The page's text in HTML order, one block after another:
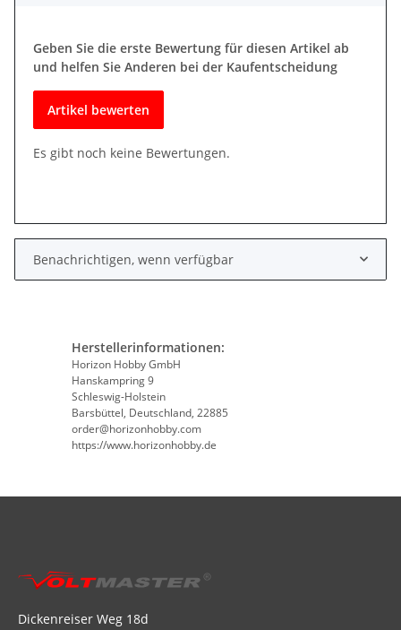
Geben Sie die erste Bewertung für diesen Artikel ab
und helfen Sie Anderen bei der Kaufentscheidung
Artikel bewerten
Es gibt noch keine Bewertungen.
Benachrichtigen, wenn verfügbar
Herstellerinformationen:
Horizon Hobby GmbH
Hanskampring 9
Schleswig-Holstein
Barsbüttel, Deutschland, 22885
order@horizonhobby.com
https://www.horizonhobby.de
Dickenreiser Weg 18d